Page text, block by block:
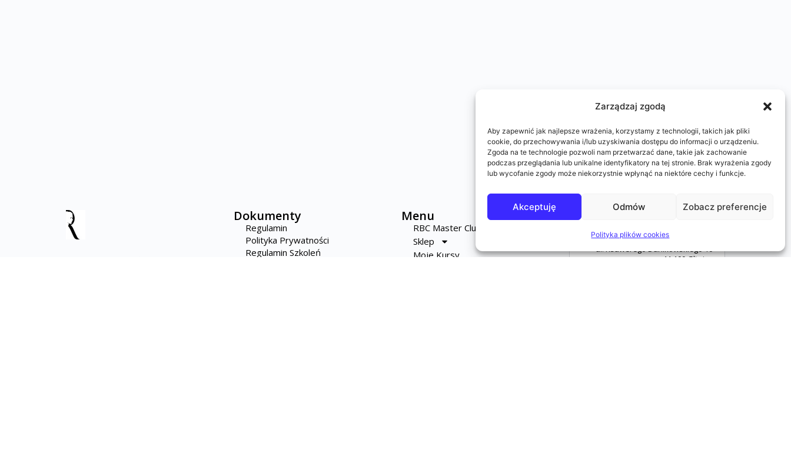
Zarządzaj zgodą
Aby zapewnić jak najlepsze wrażenia, korzystamy z technologii, takich jak pliki
cookie, do przechowywania i/lub uzyskiwania dostępu do informacji o urządzeniu.
Zgoda na te technologie pozwoli nam przetwarzać dane, takie jak zachowanie
podczas przeglądania lub unikalne identyfikatory na tej stronie. Brak wyrażenia zgody
lub wycofanie zgody może niekorzystnie wpłynąć na niektóre cechy i funkcje.
Akceptuję Odmów Zobacz preferencje
Polityka plików cookies
Dokumenty
Regulamin
Polityka Prywatności
Regulamin Szkoleń
Menu
RBC Master Club
Sklep
Moje Kursy
Kontakt
GO BIG OR GO HOME Sp. z o.o.
ul. Ksawerego Dunikowskiego 10
44-100 Gliwice